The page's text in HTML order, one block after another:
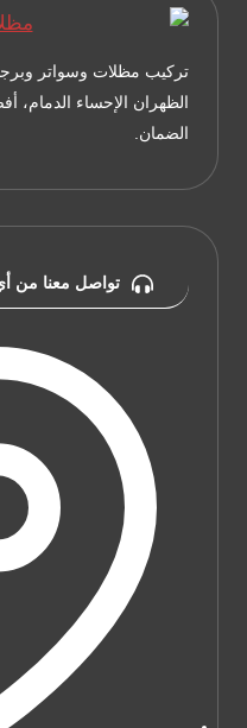
تركيب مظلات وسواتر
الظهران الإحساء الدمام،
الضمان.
تواصل معنا من